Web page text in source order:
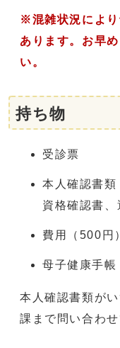
※混雑状況によ
あります。お早
い。
持ち物
受診票
本人確認書類
資格確認書、
費用（500円
母子健康手帳
本人確認書類が
課まで問い合わせ